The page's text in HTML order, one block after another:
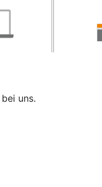
uns.